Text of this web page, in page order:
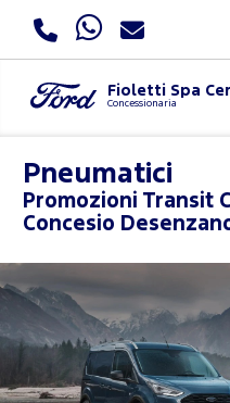
Concessionaria
Pneumatici
Promozioni Transit
Concesio